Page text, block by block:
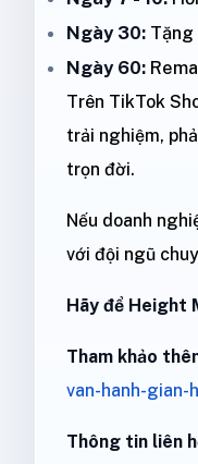
Ngày 30: Tặng
Ngày 60:
Trên TikTok
trải nghiệm,
trọn đời.
Nếu doanh
với đội ngũ
Hãy để Height
Tham khảo
van-hanh-
Thông tin liên